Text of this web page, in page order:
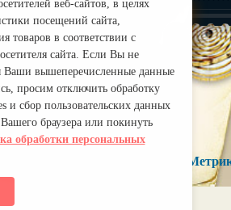
Правила
веб-сайтов, в целях
посещений сайта,
товаров в соответствии с
сайта. Если Вы не
Ваши вышеперечисленные данные
просим отключить обработку
и сбор пользовательских данных
браузера или покинуть
обработки персональных